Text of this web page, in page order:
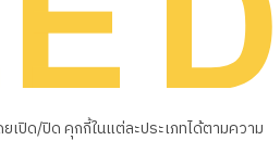
ปิด/ปิด คุกกี้ในแต่ละประเภทได้ตามความ